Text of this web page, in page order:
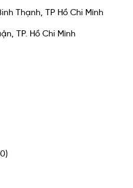
Thạnh, TP Hồ Chí Minh
TP. Hồ Chí Minh